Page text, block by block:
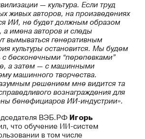
— культура. Если труд
живых авторов, на произведениях
ИИ, не будет должным образом
а имена авторов и следы
вымываться генеративным
культуры остановится. Мы будем
бесконечными “перепевками”
а затем — с машинными
машинного творчества.
решением мне видится та
вознаграждения для
бенефициаров ИИ-индустрии».
ВЭБ.РФ Игорь
что обучение ИИ-систем
в том числе